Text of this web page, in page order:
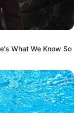
nih
menuju
What We Know So